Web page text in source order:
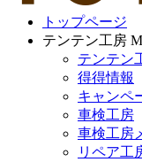
トップページ
テンテン工房
テンテン
得得情報
キャンペ
車検工房
車検工房
リペア工